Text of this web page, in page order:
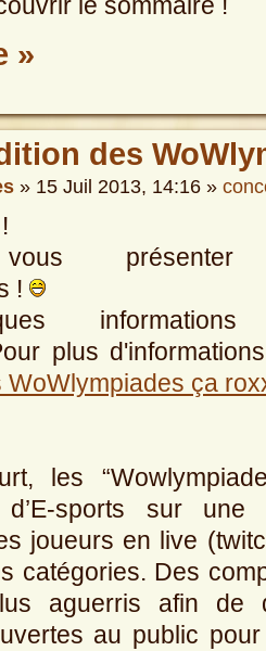
»
des
» 15 Juil 2013, 14:16 »
vous
!
plus
WoWlympiades ça
les
d’E-sports sur
joueurs en live
catégories. Des
aguerris afin de
au public